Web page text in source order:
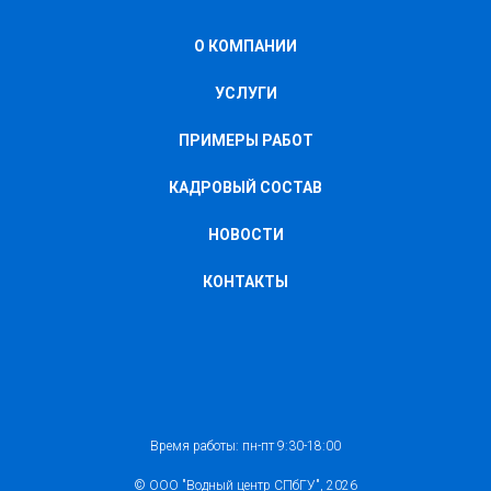
О КОМПАНИИ
УСЛУГИ
ПРИМЕРЫ РАБОТ
КАДРОВЫЙ СОСТАВ
НОВОСТИ
КОНТАКТЫ
Время работы: пн-пт 9:30-18:00
© ООО "Водный центр СПбГУ", 2026